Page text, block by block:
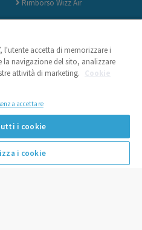
Rimborso Wizz Air
sull'uso dei cookies
l'utente accetta di memorizzare i
navigazione del sito, analizzare
attività di marketing. Cookie
accettare
i cookie
i cookie